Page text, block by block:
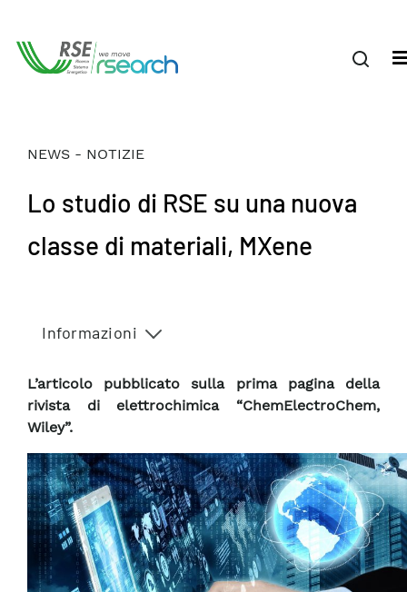
NEWS - NOTIZIE
Lo studio di RSE su una nuova
classe di materiali, MXene
Informazioni
L’articolo pubblicato sulla prima pagina della
rivista di elettrochimica “ChemElectroChem,
Wiley”.